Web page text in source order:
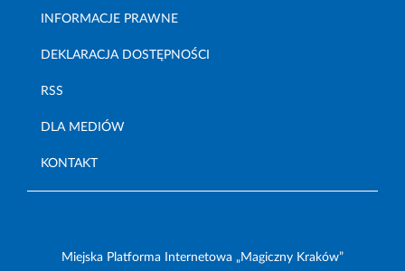
INFORMACJE PRAWNE
DEKLARACJA DOSTĘPNOŚCI
RSS
DLA MEDIÓW
KONTAKT
Miejska Platforma Internetowa „Magiczny Kraków”